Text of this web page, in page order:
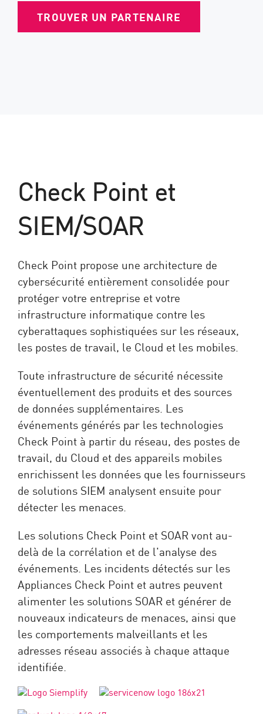
TROUVER UN PARTENAIRE
Check Point et
SIEM/SOAR
Check Point propose une architecture de
cybersécurité entièrement consolidée pour
protéger votre entreprise et votre
infrastructure informatique contre les
cyberattaques sophistiquées sur les réseaux,
les postes de travail, le Cloud et les mobiles.
Toute infrastructure de sécurité nécessite
éventuellement des produits et des sources
de données supplémentaires. Les
événements générés par les technologies
Check Point à partir du réseau, des postes de
travail, du Cloud et des appareils mobiles
enrichissent les données que les fournisseurs
de solutions SIEM analysent ensuite pour
détecter les menaces.
Les solutions Check Point et SOAR vont au-
delà de la corrélation et de l'analyse des
événements. Les incidents détectés sur les
Appliances Check Point et autres peuvent
alimenter les solutions SOAR et générer de
nouveaux indicateurs de menaces, ainsi que
les comportements malveillants et les
adresses réseau associés à chaque attaque
identifiée.